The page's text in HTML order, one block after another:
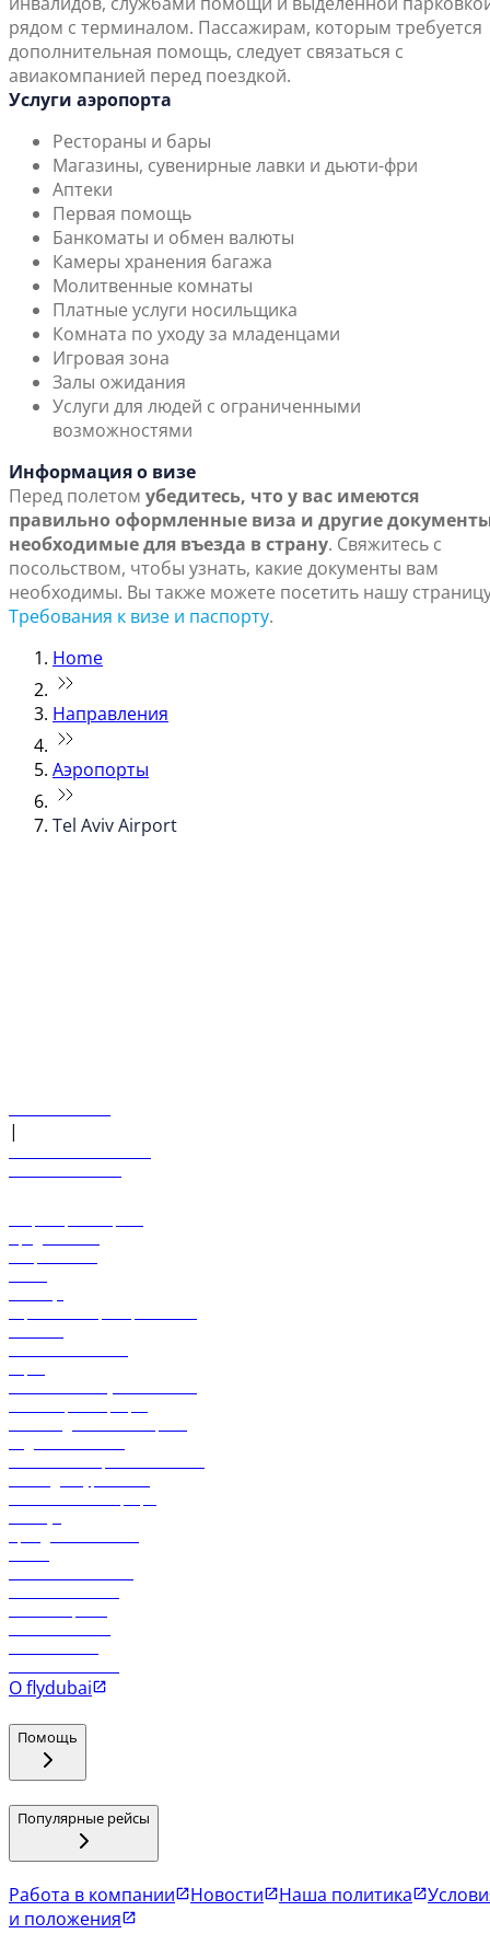
рядом с терминалом. Пассажирам, которым требуется
дополнительная помощь, следует связаться с
авиакомпанией перед поездкой.
Услуги аэропорта
Рестораны и бары
Магазины, сувенирные лавки и дьюти-фри
Аптеки
Первая помощь
Банкоматы и обмен валюты
Камеры хранения багажа
Молитвенные комнаты
Платные услуги носильщика
Комната по уходу за младенцами
Игровая зона
Залы ожидания
Услуги для людей с ограниченными
возможностями
Информация о визе
Перед полетом убедитесь, что у вас имеются
правильно оформленные виза и другие
необходимые для въезда в страну. Свяжитесь с
посольством, чтобы узнать, какие документы вам
необходимы. Вы также можете посетить нашу
Требования к визе и паспорту.
Home
Направления
Аэропорты
Tel Aviv Airport
|
О flydubai
Помощь
Популярные рейсы
Работа в компании Новости Наша политика
и положения